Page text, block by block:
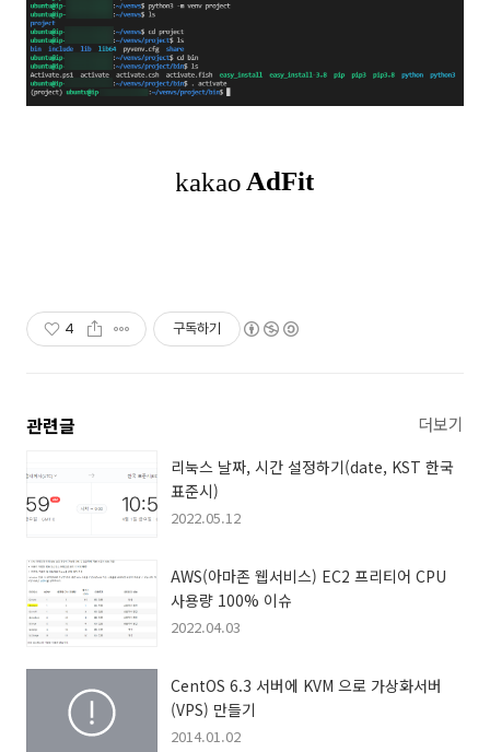
4 구독하기
관련글 더보기
리눅스 날짜, 시간 설정하기(date, KST 한국
표준시)
2022.05.12
AWS(아마존 웹서비스) EC2 프리티어 CPU
사용량 100% 이슈
2022.04.03
CentOS 6.3 서버에 KVM 으로 가상화서버
(VPS) 만들기
2014.01.02